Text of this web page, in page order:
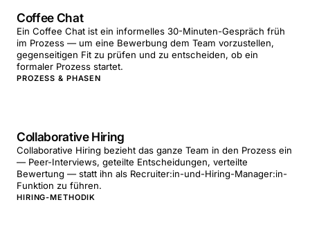
Coffee Chat
Ein Coffee Chat ist ein informelles 30-Minuten-Gespräch früh
im Prozess — um eine Bewerbung dem Team vorzustellen,
gegenseitigen Fit zu prüfen und zu entscheiden, ob ein
formaler Prozess startet.
PROZESS & PHASEN
Collaborative Hiring
Collaborative Hiring bezieht das ganze Team in den Prozess ein
— Peer-Interviews, geteilte Entscheidungen, verteilte
Bewertung — statt ihn als Recruiter:in-und-Hiring-Manager:in-
Funktion zu führen.
HIRING-METHODIK